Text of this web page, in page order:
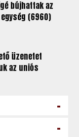
bújhattak az
(6960)
üzenetet
az uniós
-
-